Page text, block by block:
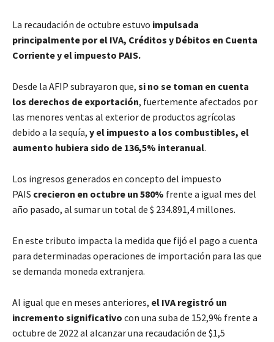
La recaudación de octubre estuvo impulsada
principalmente por el IVA, Créditos y Débitos en Cuenta
Corriente y el impuesto PAIS.
Desde la AFIP subrayaron que, si no se toman en cuenta
los derechos de exportación, fuertemente afectados por
las menores ventas al exterior de productos agrícolas
debido a la sequía, y el impuesto a los combustibles, el
aumento hubiera sido de 136,5% interanual.
Los ingresos generados en concepto del impuesto
PAIS crecieron en octubre un 580% frente a igual mes del
año pasado, al sumar un total de $ 234.891,4 millones.
En este tributo impacta la medida que fijó el pago a cuenta
para determinadas operaciones de importación para las que
se demanda moneda extranjera.
Al igual que en meses anteriores, el IVA registró un
incremento significativo con una suba de 152,9% frente a
octubre de 2022 al alcanzar una recaudación de $1,5